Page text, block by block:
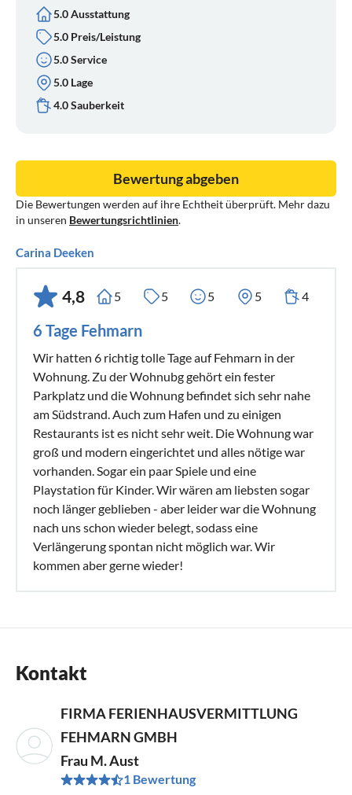
5.0 Ausstattung
5.0 Preis/Leistung
5.0 Service
5.0 Lage
4.0 Sauberkeit
Die Bewertungen werden auf ihre Echtheit überprüft. Mehr dazu
in unseren Bewertungsrichtlinien.
Bewertung abgeben
Carina Deeken
4,8 5 5 5 5 4
6 Tage Fehmarn
Wir hatten 6 richtig tolle Tage auf Fehmarn in der
Wohnung. Zu der Wohnubg gehört ein fester
Parkplatz und die Wohnung befindet sich sehr nahe
am Südstrand. Auch zum Hafen und zu einigen
Restaurants ist es nicht sehr weit. Die Wohnung war
groß und modern eingerichtet und alles nötige war
vorhanden. Sogar ein paar Spiele und eine
Playstation für Kinder. Wir wären am liebsten sogar
noch länger geblieben - aber leider war die Wohnung
nach uns schon wieder belegt, sodass eine
Verlängerung spontan nicht möglich war. Wir
kommen aber gerne wieder!
Kontakt
FIRMA FERIENHAUSVERMITTLUNG
FEHMARN GMBH
Frau M. Aust
1 Bewertung